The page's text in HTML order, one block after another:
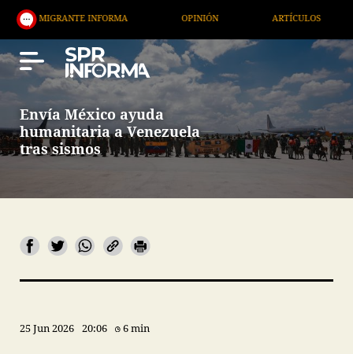
INFORMA
Envía México ayuda
humanitaria a Venezuela
tras sismos
25 Jun 2026 20:06 6 min